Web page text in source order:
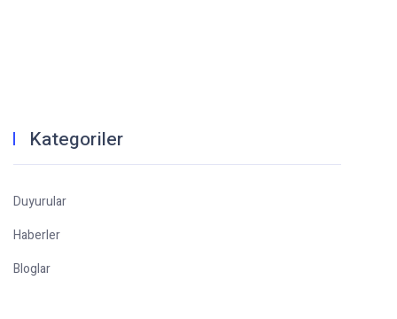
Kategoriler
Duyurular
Haberler
Bloglar